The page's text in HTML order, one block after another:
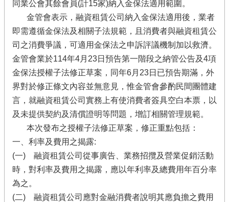
同業公會其餘會員(計15家)納入金保法適用範圍。
金管會表示，融資租賃公司納入金保法適用後，業者
即需遵循金保法及相關子法規範，且消費者與融資租賃公
司之消費爭議，可適用金保法之申訴評議機制加以救濟。
金管會業於114年4月23日預告第一階段之納管公告及4項
金保法授權子法修正草案，同年6月23日已預告期滿，外
界對於修正條文內容並無意見，惟金管會參酌民間團體建
言，就融資租賃公司實務上有使消費者簽具空白本票，以
及未提供契約及清償證明等問題，增訂相關管理規範。
本次發布之授權子法修正草案，修正重點包括：
一、利率及費用之揭露:
(一) 融資租賃公司從事廣告、業務招攬及營業促銷活動
時，對利率及費用之揭露，應以年利率及總費用年百分率
為之。
(二) 融資租賃公司應對金融消費者說明其應負擔之費用